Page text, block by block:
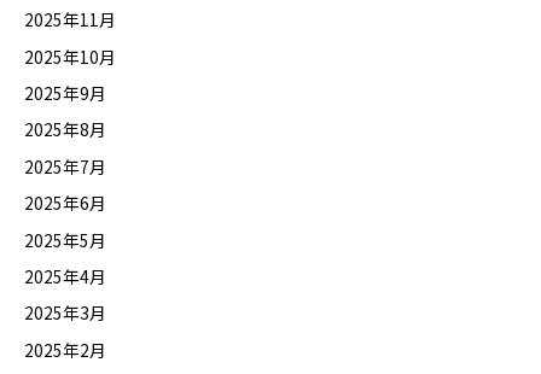
2025年11月
2025年10月
2025年9月
2025年8月
2025年7月
2025年6月
2025年5月
2025年4月
2025年3月
2025年2月